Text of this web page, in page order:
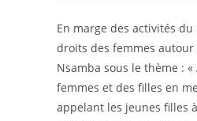
En marge des activités
droits des femmes autour
Nsamba sous le thème :
femmes et des filles en
appelant les jeunes filles